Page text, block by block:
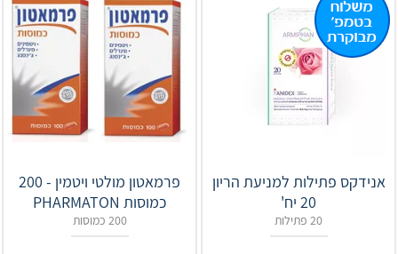
אנידקס פתילות למניעת הריון
20 יח'
20 פתילות
פרמאטון מולטי ויטמין - 200
כמוסות PHARMATON
200 כמוסות